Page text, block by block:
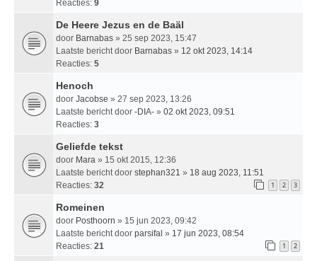
Reacties: 9
De Heere Jezus en de Baäl
door Barnabas » 25 sep 2023, 15:47
Laatste bericht door Barnabas » 12 okt 2023, 14:14
Reacties: 5
Henoch
door Jacobse » 27 sep 2023, 13:26
Laatste bericht door -DIA- » 02 okt 2023, 09:51
Reacties: 3
Geliefde tekst
door Mara » 15 okt 2015, 12:36
Laatste bericht door stephan321 » 18 aug 2023, 11:51
Reacties: 32 1 2 3
Romeinen
door Posthoorn » 15 jun 2023, 09:42
Laatste bericht door parsifal » 17 jun 2023, 08:54
Reacties: 21 1 2